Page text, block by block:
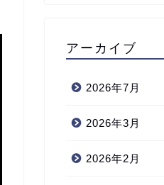
アーカイブ
2026年7月
2026年3月
2026年2月